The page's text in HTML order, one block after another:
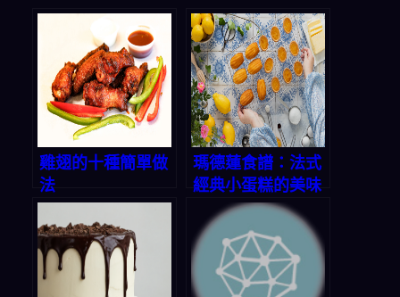
雞翅的十種簡單做
法
瑪德蓮食譜：法式
經典小蛋糕的美味
秘方